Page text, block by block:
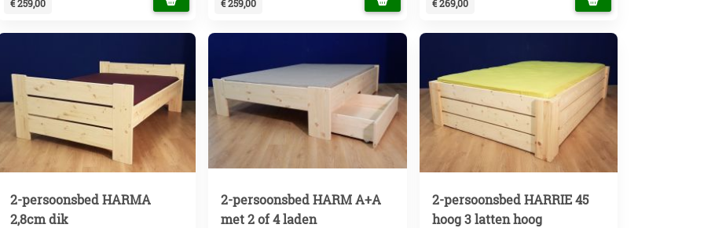
€ 259,00 € 259,00 € 269,00
2-persoonsbed HARMA
2,8cm dik
2-persoonsbed HARM A+A
met 2 of 4 laden
2-persoonsbed HARRIE 45
hoog 3 latten hoog